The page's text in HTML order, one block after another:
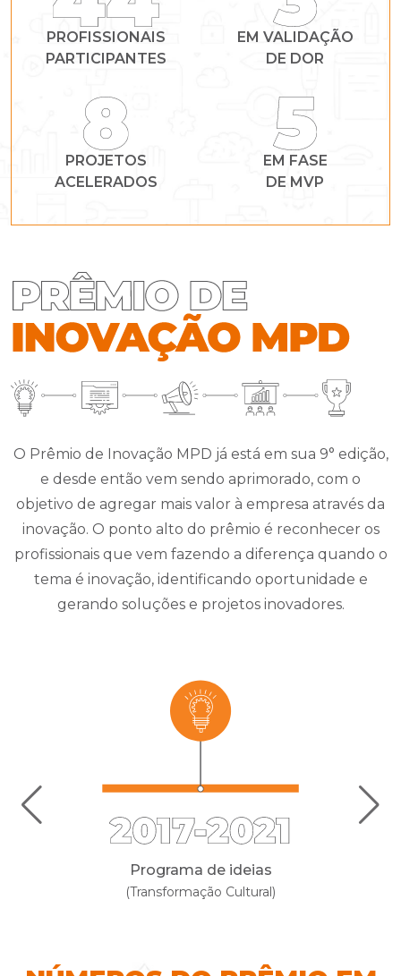
PROFISSIONAIS
PARTICIPANTES
EM VALIDAÇÃO
DE DOR
PROJETOS
ACELERADOS
EM FASE
DE MVP
O Prêmio de Inovação MPD já está em sua 9° edição,
e desde então vem sendo aprimorado, com o
objetivo de agregar mais valor à empresa através da
inovação. O ponto alto do prêmio é reconhecer os
profissionais que vem fazendo a diferença quando o
tema é inovação, identificando oportunidade e
gerando soluções e projetos inovadores.
Programa de ideias
(Transformação Cultural)